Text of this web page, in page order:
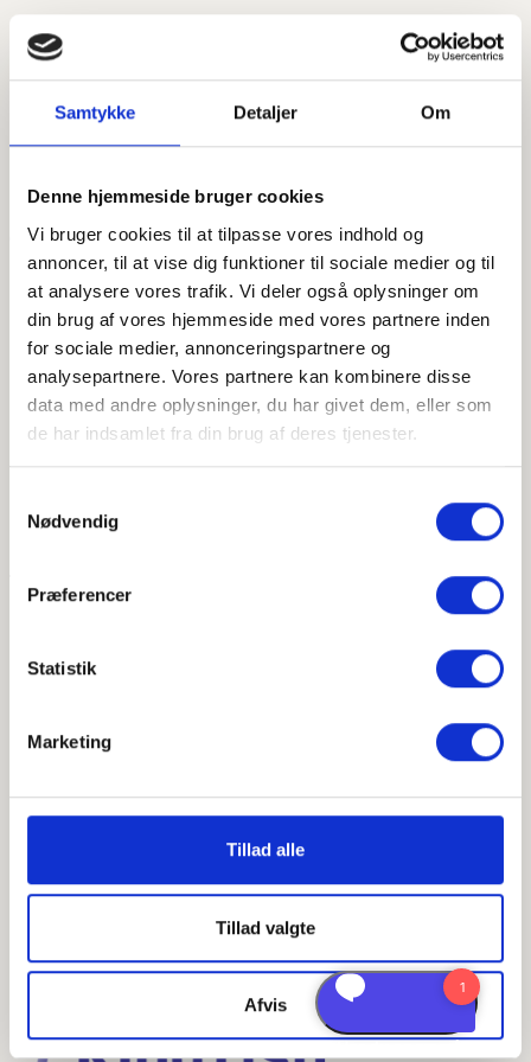
Samtykke Detaljer Om
Denne hjemmeside bruger cookies
Vi bruger cookies til at tilpasse vores indhold og
annoncer, til at vise dig funktioner til sociale medier og til
at analysere vores trafik. Vi deler også oplysninger om
din brug af vores hjemmeside med vores partnere inden
for sociale medier, annonceringspartnere og
analysepartnere. Vores partnere kan kombinere disse
data med andre oplysninger, du har givet dem, eller som
de har indsamlet fra din brug af deres tjenester.
Nødvendig
Præferencer
Statistik
Marketing
Tillad alle
Tillad valgte
Afvis